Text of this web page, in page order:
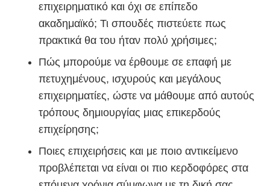
επιχειρηματικό και όχι σε επίπεδο
ακαδημαϊκό; Τι σπουδές πιστεύετε πως
πρακτικά θα του ήταν πολύ χρήσιμες;
Πώς μπορούμε να έρθουμε σε επαφή με
πετυχημένους, ισχυρούς και μεγάλους
επιχειρηματίες, ώστε να μάθουμε από αυτούς
τρόπους δημιουργίας μιας επικερδούς
επιχείρησης;
Ποιες επιχειρήσεις και με ποιο αντικείμενο
προβλέπεται να είναι οι πιο κερδοφόρες στα